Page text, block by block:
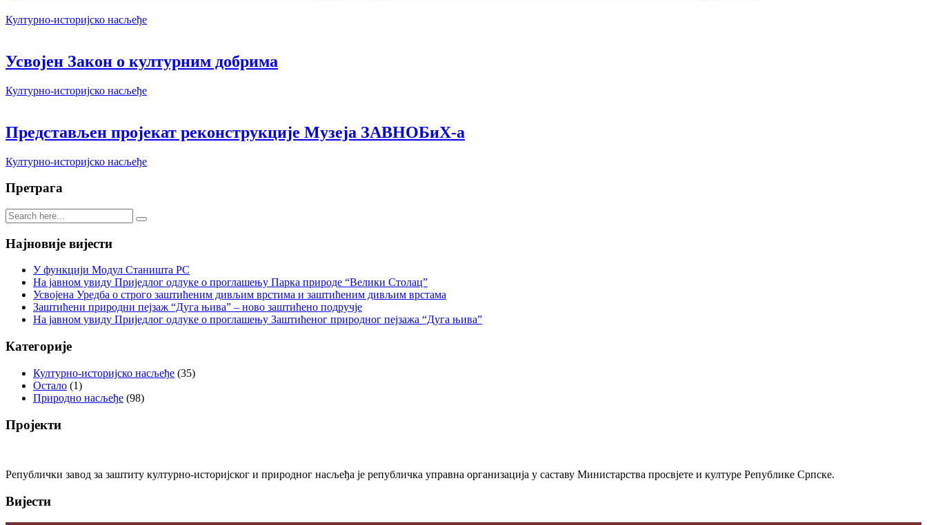
Културно-историјско насљеђе
Усвојен Закон о културним добрима
Културно-историјско насљеђе
Представљен пројекат реконструкције Музеја ЗАВНОБиХ-а
Културно-историјско насљеђе
Претрага
Најновије вијести
У функцији Модул Станишта РС
На јавном увиду Приједлог oдлуке о проглашењу Парка природе “Велики Столац”
Усвојена Уредба о строго заштићеним дивљим врстима и заштићеним дивљим врстама
Заштићени природни пејзаж “Дуга њива” – ново заштићено подручје
На јавном увиду Приједлог oдлуке о проглашењу Заштићеног природног пејзажа “Дуга њива”
Категорије
Културно-историјско насљеђе (35)
Остало (1)
Природно насљеђе (98)
Пројекти
Републички завод за заштиту културно-историјског и природног насљеђа је републичка управна организација у саставу Министарства просвјете и културе Републике Српске.
Вијести